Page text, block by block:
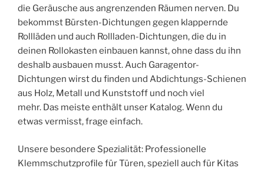
die Geräusche aus angrenzenden Räumen nerven. Du
bekommst Bürsten-Dichtungen gegen klappernde
Rollläden und auch Rollladen-Dichtungen, die du in
deinen Rollokasten einbauen kannst, ohne dass du ihn
deshalb ausbauen musst. Auch Garagentor-
Dichtungen wirst du finden und Abdichtungs-Schienen
aus Holz, Metall und Kunststoff und noch viel
mehr. Das meiste enthält unser Katalog. Wenn du
etwas vermisst, frage einfach.
Unsere besondere Spezialität: Professionelle
Klemmschutzprofile für Türen, speziell auch für Kitas